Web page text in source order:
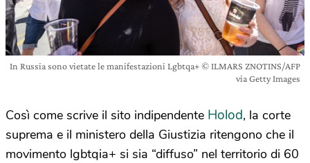
In Russia sono vietate le manifestazioni Lgbtqa+ © ILMARS ZNOTINS/AFP
via Getty Images
Così come scrive il sito indipendente Holod, la corte
suprema e il ministero della Giustizia ritengono che il
movimento lgbtqia+ si sia “diffuso” nel territorio di 60